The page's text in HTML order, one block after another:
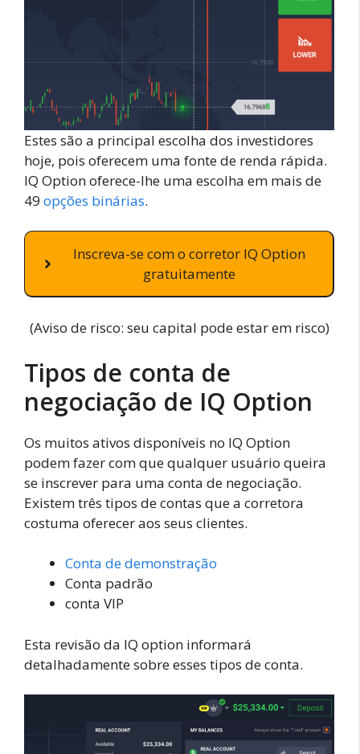
Estes são a principal escolha dos investidores
hoje, pois oferecem uma fonte de renda rápida.
IQ Option oferece-lhe uma escolha em mais de
49 opções binárias.
Inscreva-se com o corretor IQ Option
gratuitamente
(Aviso de risco: seu capital pode estar em risco)
Tipos de conta de
negociação de IQ Option
Os muitos ativos disponíveis no IQ Option
podem fazer com que qualquer usuário queira
se inscrever para uma conta de negociação.
Existem três tipos de contas que a corretora
costuma oferecer aos seus clientes.
Conta de demonstração
Conta padrão
conta VIP
Esta revisão da IQ option informará
detalhadamente sobre esses tipos de conta.